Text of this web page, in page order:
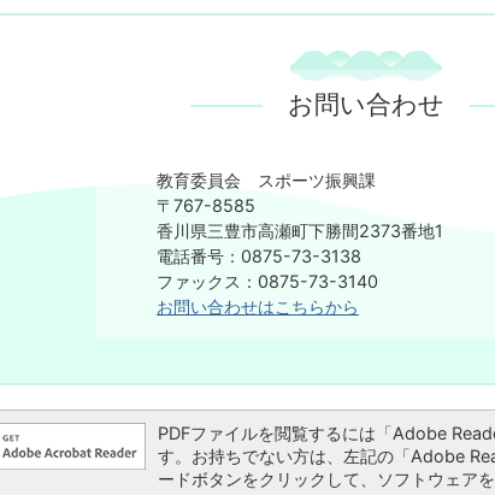
お問い合わせ
教育委員会 スポーツ振興課
〒767-8585
香川県三豊市高瀬町下勝間2373番地1
電話番号：0875-73-3138
ファックス：0875-73-3140
お問い合わせはこちらから
PDFファイルを閲覧するには「Adobe
す。お持ちでない方は、左記の「Adobe
ードボタンをクリックして、ソフトウェア